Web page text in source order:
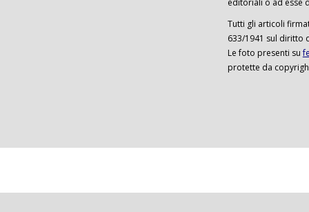
Tutti gli articoli
633/1941 sul diritto
Le foto presenti su
protette da